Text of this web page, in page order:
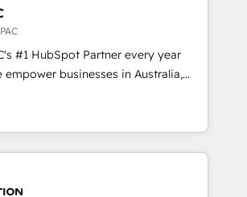
better leads and crushes your
of
and we'd love to work with you
System Migrations between systems
lead generation strategies Time-
#1 HubSpot Partner every year
globally to realise their full
enterprise HubSpot CRM
across
platform, covering marketing,
from start-up to Enterprise, and have